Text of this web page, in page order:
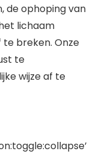
de ophoping van
lichaam
breken. Onze
te
wijze af te